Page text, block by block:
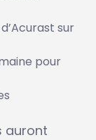
sur
pour
auront